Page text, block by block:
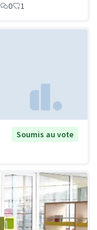
0 1
Soumis au vote